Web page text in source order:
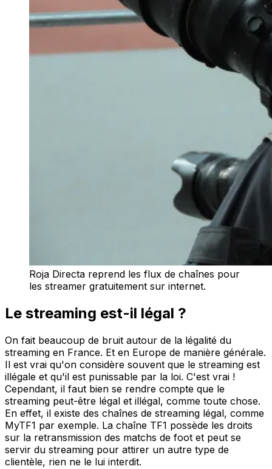
Roja Directa reprend les flux de chaînes pour
les streamer gratuitement sur internet.
Le streaming est-il légal ?
On fait beaucoup de bruit autour de la légalité du
streaming en France. Et en Europe de manière générale.
Il est vrai qu'on considère souvent que le streaming est
illégale et qu'il est punissable par la loi. C'est vrai !
Cependant, il faut bien se rendre compte que le
streaming peut-être légal et illégal, comme toute chose.
En effet, il existe des chaînes de streaming légal, comme
MyTF1 par exemple. La chaîne TF1 possède les droits
sur la retransmission des matchs de foot et peut se
servir du streaming pour attirer un autre type de
clientèle, rien ne le lui interdit.